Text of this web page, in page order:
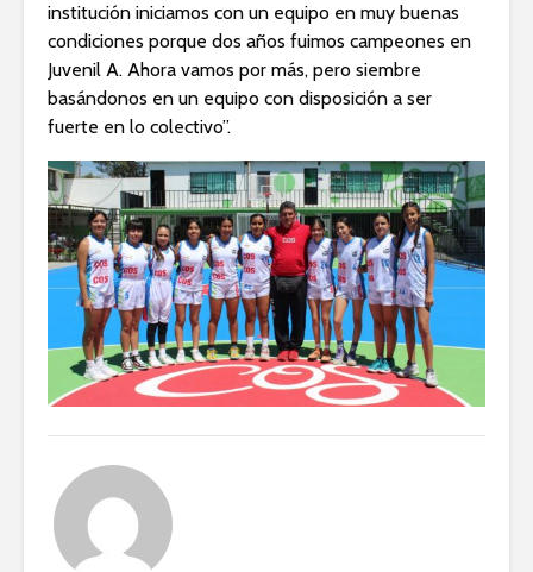
institución iniciamos con un equipo en muy buenas
condiciones porque dos años fuimos campeones en
Juvenil A. Ahora vamos por más, pero siembre
basándonos en un equipo con disposición a ser
fuerte en lo colectivo”.